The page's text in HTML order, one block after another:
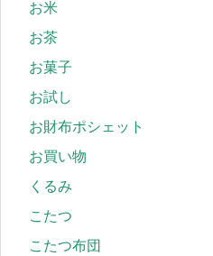
お米
お茶
お菓子
お試し
お財布ポシェット
お買い物
くるみ
こたつ
こたつ布団